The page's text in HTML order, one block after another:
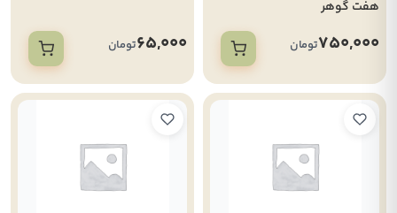
هفت گوهر
750,000تومان 65,000تومان